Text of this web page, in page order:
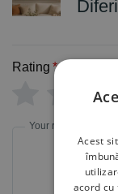
Rating *
Your review
Acest
acord cu